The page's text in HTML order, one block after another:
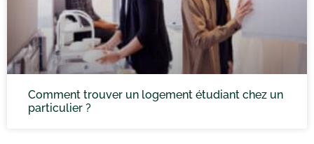
Comment trouver un logement étudiant chez un
particulier ?